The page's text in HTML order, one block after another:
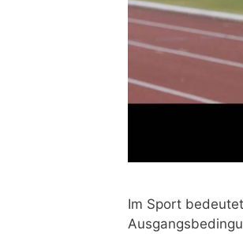
Im Sport